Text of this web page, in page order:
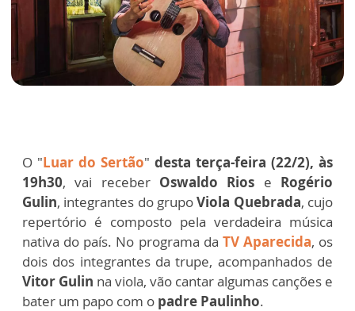
O "Luar do Sertão" desta terça-feira (22/2), às
19h30, vai receber Oswaldo Rios e Rogério
Gulin, integrantes do grupoViola Quebrada, cujo
repertório é composto pela verdadeira música
nativa do país. No programa da TV Aparecida, os
dois dos integrantes da trupe, acompanhados de
Vitor Gulin na viola, vão cantar algumas canções e
bater um papo com o padre Paulinho.